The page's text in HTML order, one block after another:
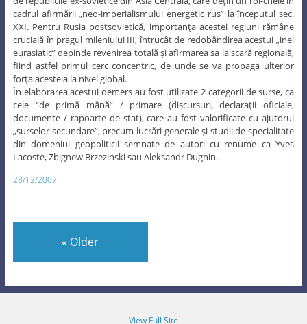
cadrul afirmării „neo-imperialismului energetic rus” la începutul sec.
XXI. Pentru Rusia postsovietică, importanţa acestei regiuni rămâne
crucială în pragul mileniului III, întrucât de redobândirea acestui „inel
eurasiatic” depinde revenirea totală şi afirmarea sa la scară regională,
fiind astfel primul cerc concentric, de unde se va propaga ulterior
forţa acesteia la nivel global.
În elaborarea acestui demers au fost utilizate 2 categorii de surse, ca
cele “de primă mână” / primare (discursuri, declaraţii oficiale,
documente / rapoarte de stat), care au fost valorificate cu ajutorul
„surselor secundare”, precum lucrări generale şi studii de specialitate
din domeniul geopoliticii semnate de autori cu renume ca Yves
Lacoste, Zbignew Brzezinski sau Aleksandr Dughin.
28/12/2007
« Older
View Full Site